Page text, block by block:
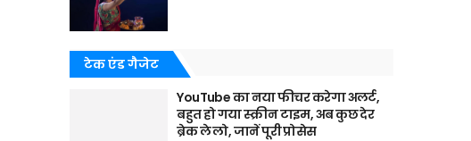
टेक एंड गैजेट
YouTube का नया फीचर करेगा अलर्ट,
बहुत हो गया स्क्रीन टाइम, अब कुछ देर
ब्रेक ले लो, जानें पूरी प्रोसेस